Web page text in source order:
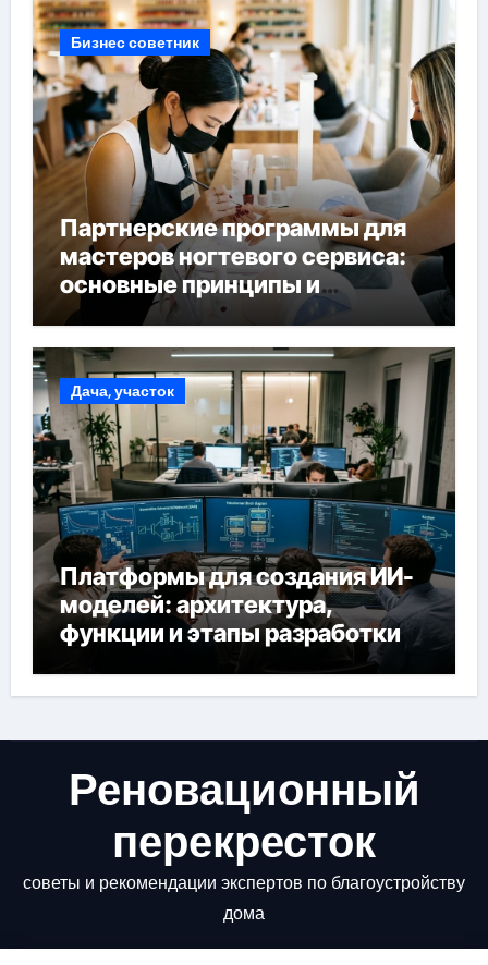
Бизнес советник
Партнерские программы для
мастеров ногтевого сервиса:
основные принципы и
форматы участия
Дача, участок
Платформы для создания ИИ-
моделей: архитектура,
функции и этапы разработки
Реновационный
перекресток
советы и рекомендации экспертов по благоустройству
дома